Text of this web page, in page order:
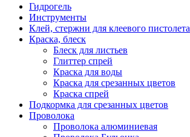
Гидрогель
Инструменты
Клей, стержни для клеевого пистолета
Краска, блеск
Блеск для листьев
Глиттер спрей
Краска для воды
Краска для срезанных цветов
Краска спрей
Подкормка для срезанных цветов
Проволока
Проволока алюминиевая